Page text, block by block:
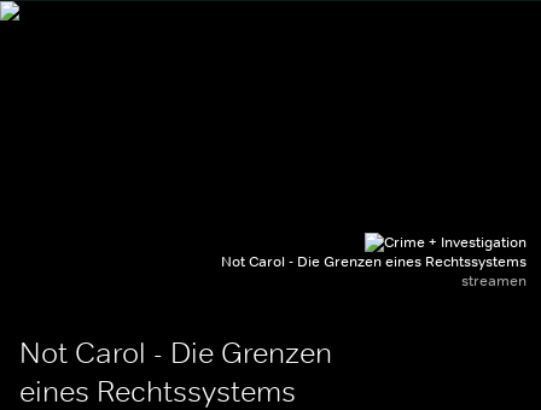
Not Carol - Die Grenzen eines Rechtssystems
streamen
Not Carol - Die Grenzen
eines Rechtssystems